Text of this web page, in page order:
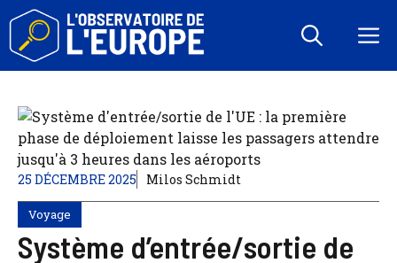
Aller
contenu
25 DÉCEMBRE 2025 Milos Schmidt
Voyage
Système d’entrée/sortie de